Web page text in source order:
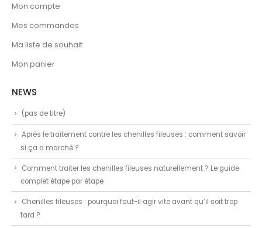
Mon compte
Mes commandes
Ma liste de souhait
Mon panier
NEWS
(pas de titre)
Après le traitement contre les chenilles fileuses : comment savoir
si ça a marché ?
Comment traiter les chenilles fileuses naturellement ? Le guide
complet étape par étape
Chenilles fileuses : pourquoi faut-il agir vite avant qu’il soit trop
tard ?